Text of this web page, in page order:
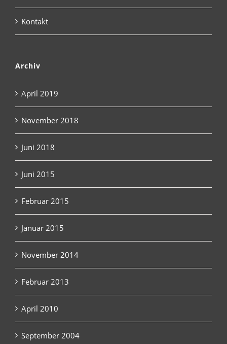
Kontakt
Archiv
April 2019
November 2018
Juni 2018
Juni 2015
Februar 2015
Januar 2015
November 2014
Februar 2013
April 2010
September 2004